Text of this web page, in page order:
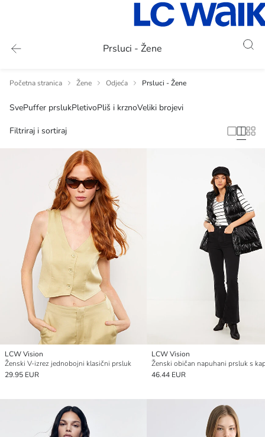
Prsluci - Žene
Početna stranica Žene Odjeća Prsluci - Žene
SvePuffer prslukPletivoPliš i krznoVeliki brojevi
Filtriraj i sortiraj
LCW Vision
Ženski V-izrez jednobojni klasični prsluk
29.95 EUR
LCW Vision
46.44 EUR